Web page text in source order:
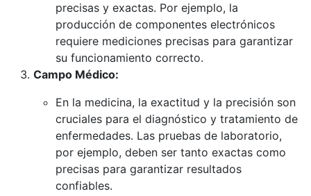
precisas y exactas. Por ejemplo, la
producción de componentes electrónicos
requiere mediciones precisas para garantizar
su funcionamiento correcto.
Campo Médico:
En la medicina, la exactitud y la precisión son
cruciales para el diagnóstico y tratamiento de
enfermedades. Las pruebas de laboratorio,
por ejemplo, deben ser tanto exactas como
precisas para garantizar resultados
confiables.